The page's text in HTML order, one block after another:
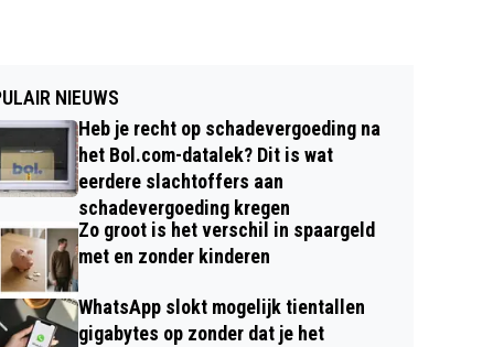
NIEUWS
Heb je recht op schadevergoeding na
het Bol.com-datalek? Dit is wat
eerdere slachtoffers aan
schadevergoeding kregen
Zo groot is het verschil in spaargeld
met en zonder kinderen
WhatsApp slokt mogelijk tientallen
gigabytes op zonder dat je het